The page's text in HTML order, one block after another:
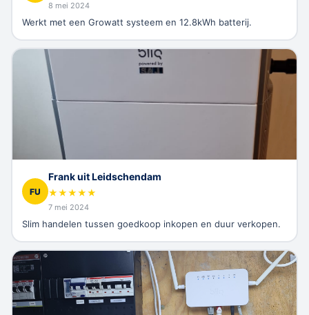
8 mei 2024
Werkt met een Growatt systeem en 12.8kWh batterij.
FU
Frank uit Leidschendam
★★★★★
7 mei 2024
Slim handelen tussen goedkoop inkopen en duur verkopen.